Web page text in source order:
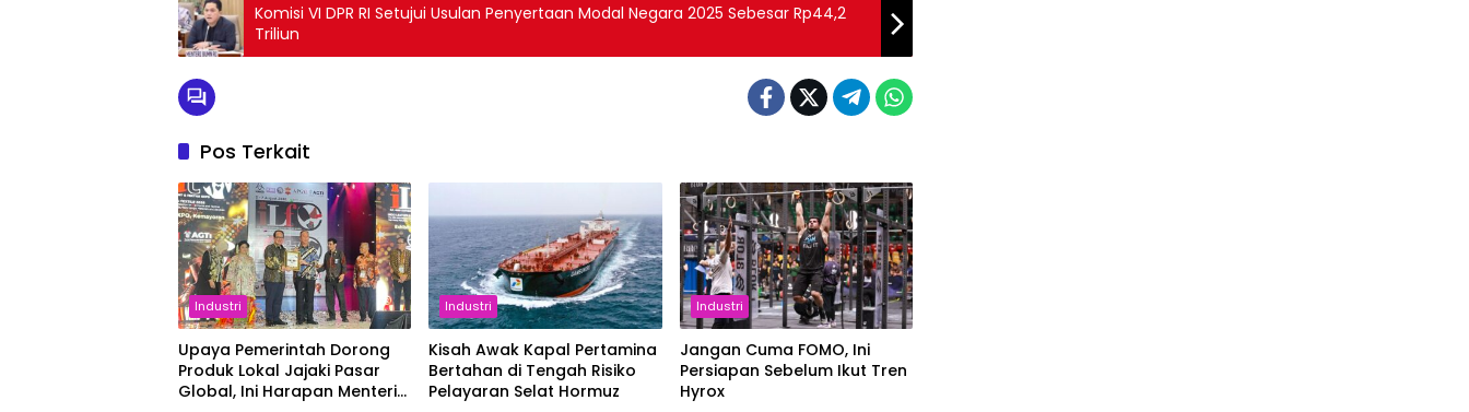
Komisi VI DPR RI Setujui Usulan Penyertaan Modal Negara 2025 Sebesar Rp44,2
Triliun
Pos Terkait
Industri
Upaya Pemerintah Dorong
Produk Lokal Jajaki Pasar
Global, Ini Harapan Menteri
Industri
Kisah Awak Kapal Pertamina
Bertahan di Tengah Risiko
Pelayaran Selat Hormuz
Industri
Jangan Cuma FOMO, Ini
Persiapan Sebelum Ikut Tren
Hyrox